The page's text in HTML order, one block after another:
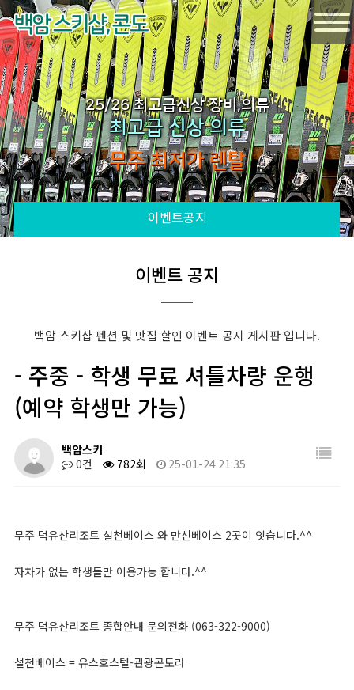
25/26 최고급신상 장비,의류
최고급 신상 의류
무주 최저가 렌탈
이벤트공지
이벤트 공지
백암 스키샵 펜션 및 맛집 할인 이벤트 공지 게시판 입니다.
- 주중 - 학생 무료 셔틀차량 운행
(예약 학생만 가능)
백암스키
0건
782회 25-01-24 21:35
무주 덕유산리조트 설천베이스 와 만선베이스 2곳이 잇습니다.^^
자차가 없는 학생들만 이용가능 합니다.^^
무주 덕유산리조트 종합안내 문의전화 (063-322-9000)
설천베이스 = 유스호스텔-관광곤도라